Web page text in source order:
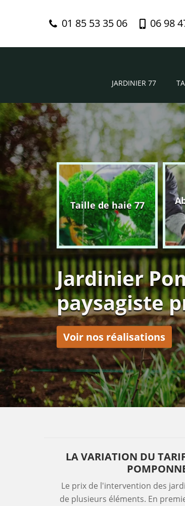
01 85 53 35 06 06 98
JARDINIER 77
Taille de haie 77
Jardinier
paysagiste
Voir nos réalisations
LA VARIATION DU
Le prix de l'intervention des
de plusieurs éléments. En